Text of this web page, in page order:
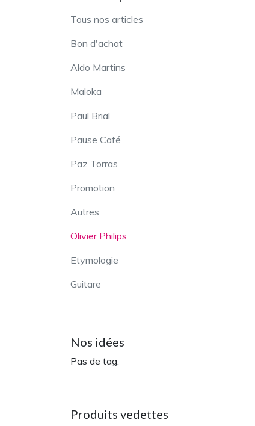
Tous nos articles
Bon d'achat
Aldo Martins
Maloka
Paul Brial
Pause Café
Paz Torras
Promotion
Autres
Olivier Philips
Etymologie
Guitare
Nos idées
Pas de tag.
Produits vedettes